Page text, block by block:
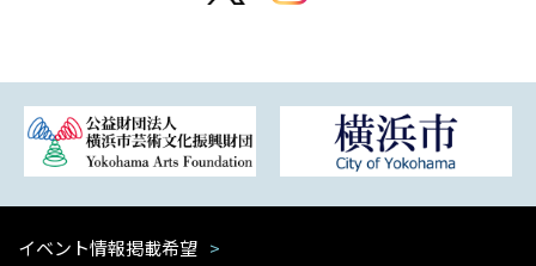
イベント情報掲載希望